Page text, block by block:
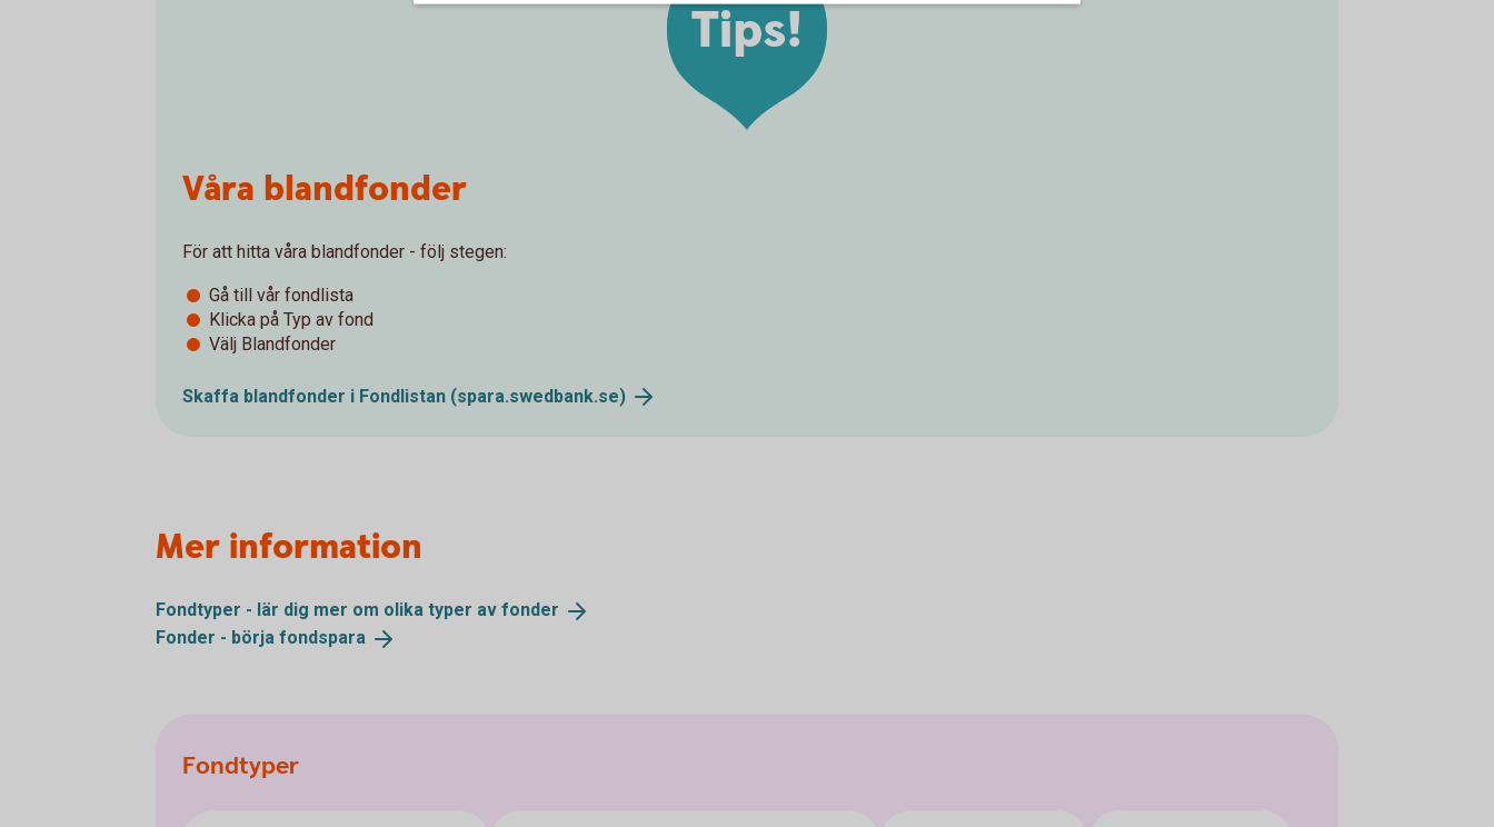
Våra blandfonder
För att hitta våra blandfonder - följ stegen:
Gå till vår fondlista
Klicka på Typ av fond
Välj Blandfonder
Skaffa blandfonder i Fondlistan (spara.swedbank.se)
Tips!
Mer information
Fondtyper - lär dig mer om olika typer av fonder
Fonder - börja fondspara
Fondtyper